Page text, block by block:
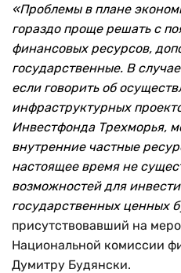
«Проблемы в плане
гораздо проще решать с
финансовых ресурсов,
государственные. В
если говорить об
инфраструктурных
Инвестфонда Трехморья,
внутренние частные
настоящее время не
возможностей для
государственных ценных
присутствовавший на
Национальной комиссии
Думитру Будянски.